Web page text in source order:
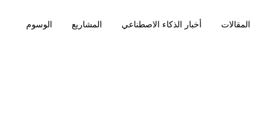
المقالات أخبار الذكاء الاصطناعي المشاريع الوسوم